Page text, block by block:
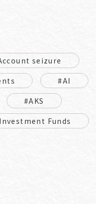
seizure
#AI
#AKS
Funds